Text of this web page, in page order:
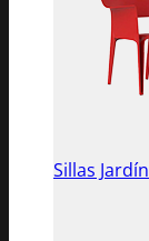
Sillas Jardín